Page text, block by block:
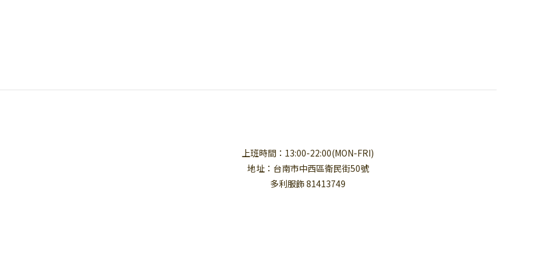
上班時間：13:00-22:00(MON-FRI)
地址：台南市中西區衛民街50號
多利服飾 81413749